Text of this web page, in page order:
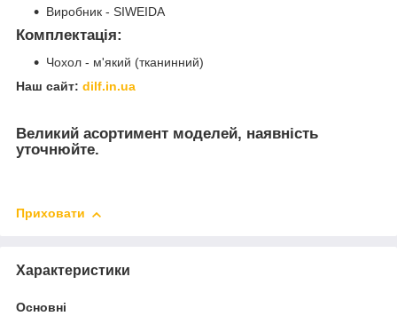
Виробник - SIWEIDA
Комплектація:
Чохол - м'який (тканинний)
Наш сайт: dilf.in.ua
Великий асортимент моделей, наявність
уточнюйте.
Приховати
Характеристики
Основні